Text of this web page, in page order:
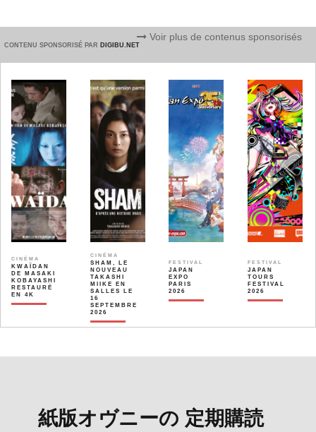
CONTENU SPONSORISÉ PAR DIGIBU.NET
Voir plus de contenus sponsorisés
CINÉMA
KWAÏDAN
DE MASAKI
KOBAYASHI
RESTAURÉ
EN 4K
CINÉMA
SHAM, LE
NOUVEAU
TAKASHI
MIIKE EN
SALLES LE
16
SEPTEMBRE
2026
FESTIVAL
JAPAN
EXPO
PARIS
2026
FESTIVAL
JAPAN
TOURS
FESTIVAL
2026
紙版オヴニーの 定期購読